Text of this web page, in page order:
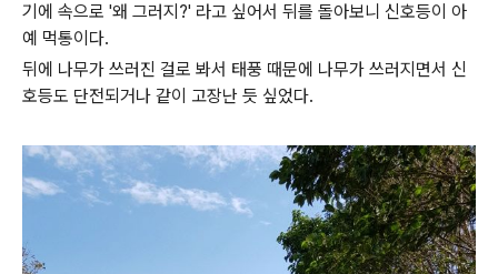
기에 속으로 '왜 그러지?' 라고 싶어서 뒤를 돌아보니 신호등이 아
예 먹통이다.
뒤에 나무가 쓰러진 걸로 봐서 태풍 때문에 나무가 쓰러지면서 신
호등도 단전되거나 같이 고장난 듯 싶었다.